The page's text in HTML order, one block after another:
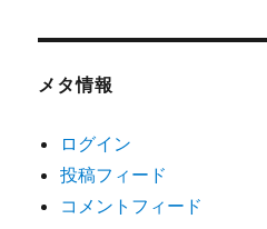
メタ情報
ログイン
投稿フィード
コメントフィード